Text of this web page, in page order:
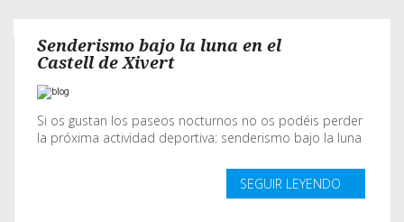
Senderismo bajo la luna en el
Castell de Xivert
Si os gustan los paseos nocturnos no os podéis perder
la próxima actividad deportiva: senderismo bajo la luna
SEGUIR LEYENDO